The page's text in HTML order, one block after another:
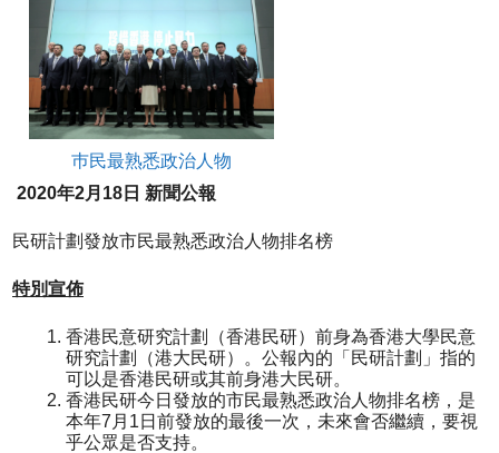
巿民最熟悉政治人物
2020年2月 18 日 新聞公報
民研計劃發放市民最熟悉政治人物排名榜
特別宣佈
香港民意研究計劃（香港民研）前身為香港大學民意
研究計劃（港大民研）。公報內的「民研計劃」指的
可以是香港民研或其前身港大民研。
香港民研今日發放的市民最熟悉政治人物排名榜，是
本年7月1日前發放的最後一次，未來會否繼續，要視
乎公眾是否支持。